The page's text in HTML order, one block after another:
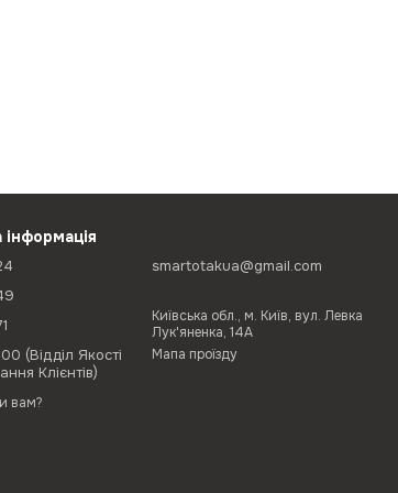
інформація
(Відділ Якості
Клієнтів)
вам?
smartotakua@gmail.com
Київська обл., м. Київ, вул. Левка
Лук'яненка, 14А
Мапа проїзду